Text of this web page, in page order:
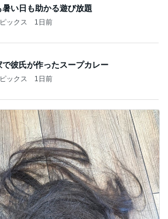
暑い日も助かる遊び放題
ックス 1日前
で彼氏が作ったスープカレー
ックス 1日前